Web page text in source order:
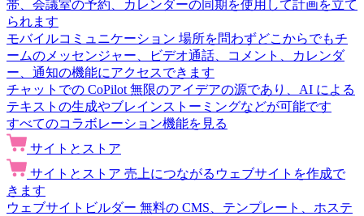
帯、会議室の予約、カレンダーの同期を使用して計画を立て
られます
モバイルコミュニケーション 場所を問わずどこからでもチ
ームのメッセンジャー、ビデオ通話、コメント、カレンダ
ー、通知の機能にアクセスできます
チャットでの CoPilot 無限のアイデアの源であり、AI による
テキストの生成やブレインストーミングなどが可能です
すべてのコラボレーション機能を見る
サイトとストア
サイトとストア 売上につながるウェブサイトを作成で
きます
ウェブサイトビルダー 無料の CMS、テンプレート、ホステ